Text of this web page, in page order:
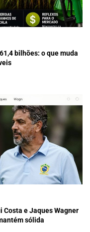
bilhões: o que muda
Costa e Jaques Wagner
sólida